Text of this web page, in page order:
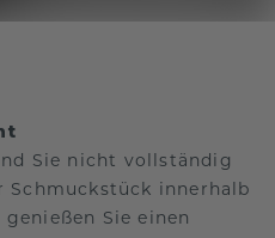
Sie nicht vollständig
Schmuckstück innerhalb
Sie einen